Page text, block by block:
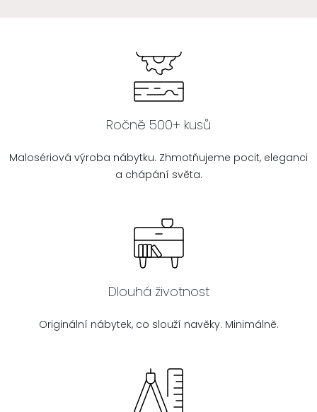
Ročně 500+ kusů
Malosériová výroba nábytku. Zhmotňujeme pocit, eleganci
a chápání světa.
Dlouhá životnost
Originální nábytek, co slouží navěky. Minimálně.